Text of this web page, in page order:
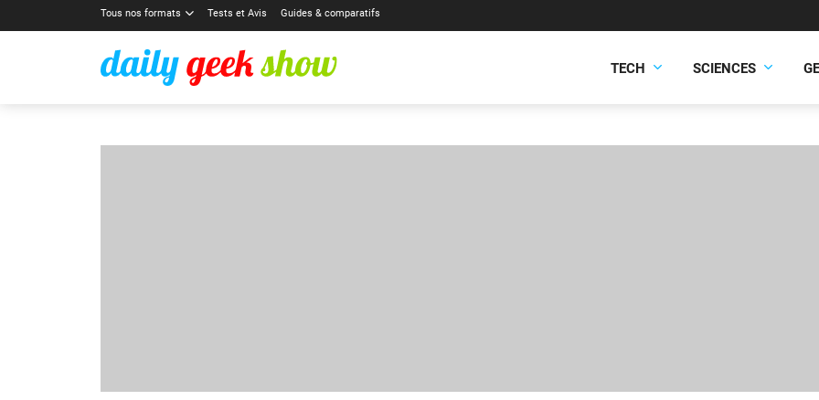
Tous nos formats Tests et Avis Guides & comparatifs
TECH SCIENCES